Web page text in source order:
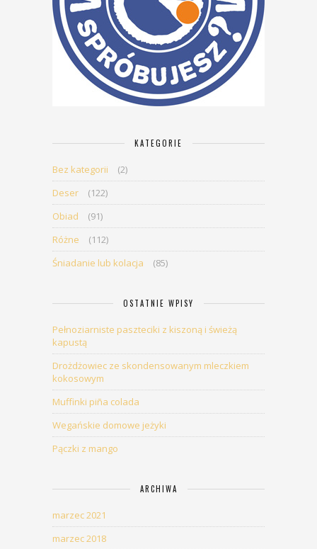
KATEGORIE
Bez kategorii
(2)
Deser
(122)
Obiad
(91)
Różne
(112)
Śniadanie lub kolacja
(85)
OSTATNIE WPISY
Pełnoziarniste paszteciki z kiszoną i świeżą
kapustą
Drożdżowiec ze skondensowanym mleczkiem
kokosowym
Muffinki piña colada
Wegańskie domowe jeżyki
Pączki z mango
ARCHIWA
marzec 2021
marzec 2018